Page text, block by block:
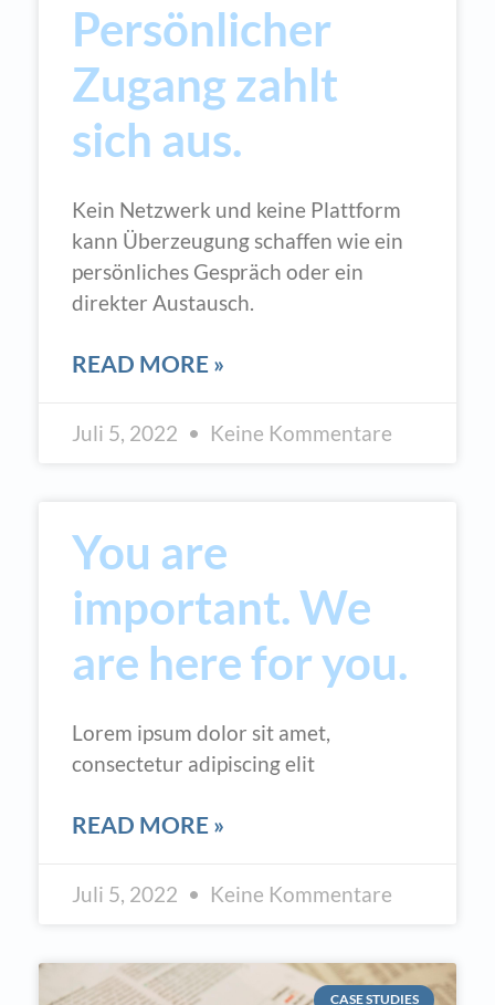
Persönlicher
Zugang zahlt
sich aus.
Kein Netzwerk und keine Plattform
kann Überzeugung schaffen wie ein
persönliches Gespräch oder ein
direkter Austausch.
READ MORE »
Juli 5, 2022 Keine Kommentare
You are
important. We
are here for you.
Lorem ipsum dolor sit amet,
consectetur adipiscing elit
READ MORE »
Juli 5, 2022 Keine Kommentare
CASE STUDIES